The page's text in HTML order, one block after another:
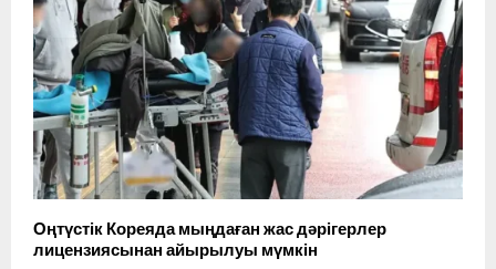
Оңтүстік Кореяда мыңдаған жас дәрігерлер
лицензиясынан айырылуы мүмкін